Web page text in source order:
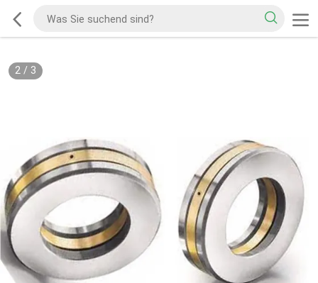
2/ 3